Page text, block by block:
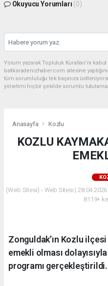
Okuyucu Yorumları (0)
Yorum yazarak Topluluk Kuralları’nı
batikaradenizhaber.com sitesine
tüm sorumluluğu tek başınıza
yönetimi hiçbir şekilde sorumlu
Anasayfa Kozlu
KOZLU
(Web Sitesi) - Web Sitesi |
8119+
Zonguldak’ın Kozlu
emekli olması
programı gerçekleştirildi.